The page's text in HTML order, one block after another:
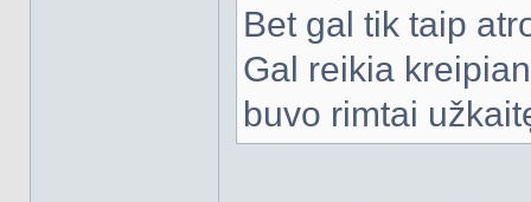
Bet gal tik taip
Gal reikia
buvo rimtai